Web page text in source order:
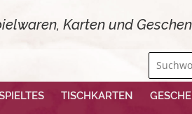
Karten und
TISCHKARTEN